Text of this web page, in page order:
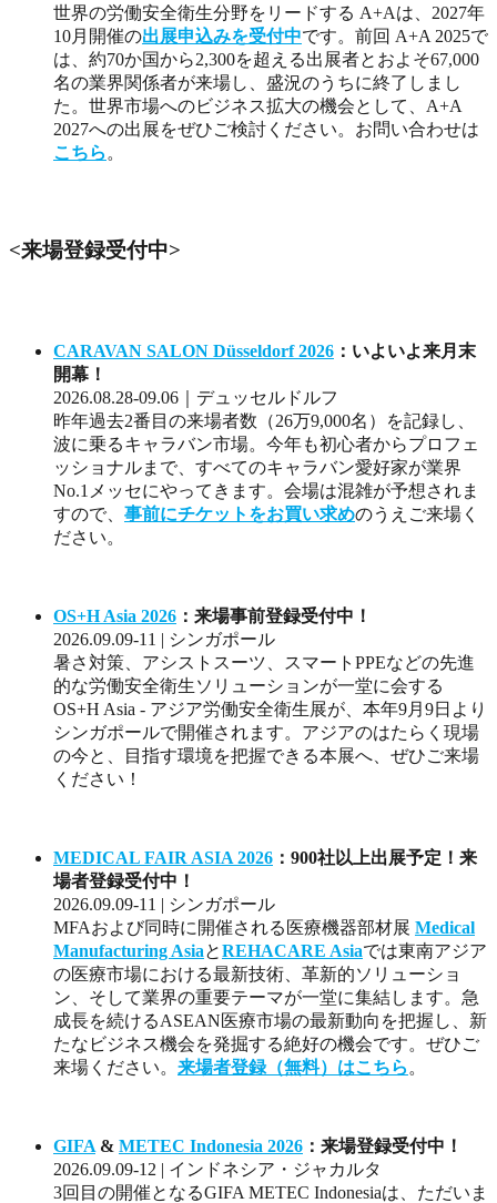
世界の労働安全衛生分野をリードする A+Aは、2027年
10月開催の出展申込みを受付中です。前回 A+A 2025で
は、約70か国から2,300を超える出展者とおよそ67,000
名の業界関係者が来場し、盛況のうちに終了しまし
た。世界市場へのビジネス拡大の機会として、A+A
2027への出展をぜひご検討ください。お問い合わせは
こちら 。
<来場登録受付中>
CARAVAN SALON Düsseldorf 2026 ：いよいよ来月末
開幕！
2026.08.28-09.06｜デュッセルドルフ
昨年過去2番目の来場者数（26万9,000名）を記録し、
波に乗るキャラバン市場。今年も初心者からプロフェ
ッショナルまで、すべてのキャラバン愛好家が業界
No.1メッセにやってきます。会場は混雑が予想されま
すので、 事前にチケットをお買い求めのうえご来場く
ださい。
OS+H Asia 2026 ：来場事前登録受付中！
2026.09.09-11 | シンガポール
暑さ対策、アシストスーツ、スマートPPEなどの先進
的な労働安全衛生ソリューションが一堂に会する
OS+H Asia - アジア労働安全衛生展が、本年9月9日より
シンガポールで開催されます。アジアのはたらく現場
の今と、目指す環境を把握できる本展へ、ぜひご来場
ください！
MEDICAL FAIR ASIA 2026 ：900社以上出展予定！来
場者登録受付中！
2026.09.09-11 | シンガポール
MFAおよび同時に開催される医療機器部材展 Medical
Manufacturing AsiaとREHACARE Asiaでは東南アジア
の医療市場における最新技術、革新的ソリューショ
ン、そして業界の重要テーマが一堂に集結します。急
成長を続けるASEAN医療市場の最新動向を把握し、新
たなビジネス機会を発掘する絶好の機会です。ぜひご
来場ください。 来場者登録（無料）はこちら。
GIFA& METEC Indonesia 2026 ：来場登録受付中！
2026.09.09-12 | インドネシア・ジャカルタ
3回目の開催となるGIFA METEC Indonesiaは、ただいま